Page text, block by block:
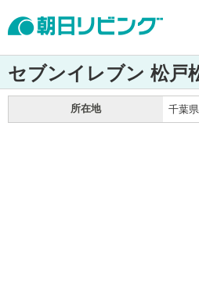
セブンイレブン 松戸
所在地 千葉